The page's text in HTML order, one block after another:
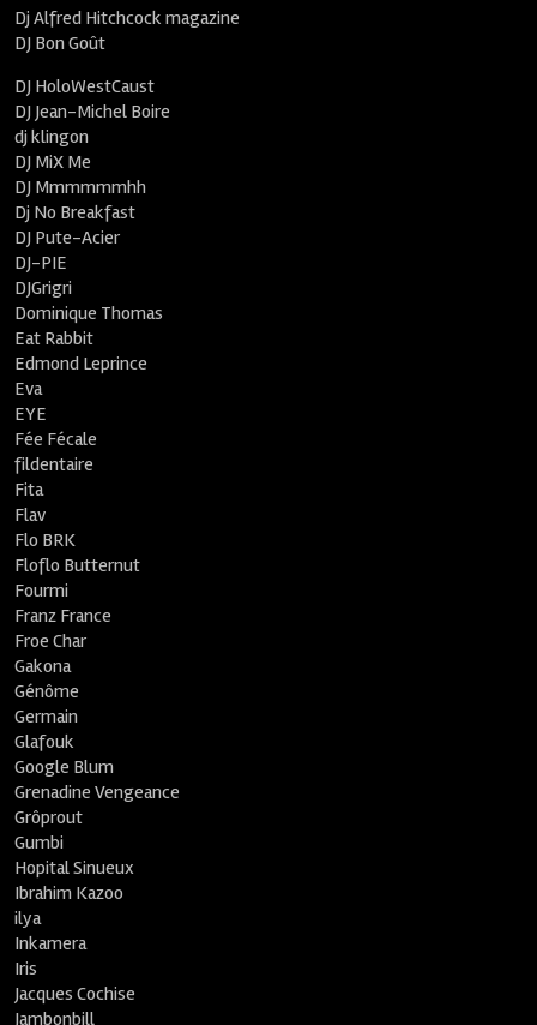
Dj Alfred Hitchcock magazine
DJ Bon Goût
DJ HoloWestCaust
DJ Jean-Michel Boire
dj klingon
DJ MiX Me
DJ Mmmmmmhh
Dj No Breakfast
DJ Pute-Acier
DJ-PIE
DJGrigri
Dominique Thomas
Eat Rabbit
Edmond Leprince
Eva
EYE
Fée Fécale
fildentaire
Fita
Flav
Flo BRK
Floflo Butternut
Fourmi
Franz France
Froe Char
Gakona
Génôme
Germain
Glafouk
Google Blum
Grenadine Vengeance
Grôprout
Gumbi
Hopital Sinueux
Ibrahim Kazoo
ilya
Inkamera
Iris
Jacques Cochise
Jambonbill